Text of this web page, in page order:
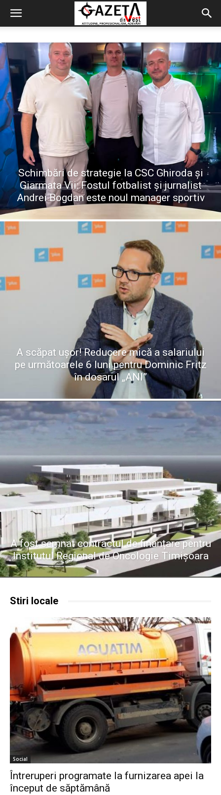
Schimbări de strategie la CSC Ghiroda și
Giarmata Vii: Fostul fotbalist și jurnalist
Andrei Bogdan este noul manager sportiv
A scăpat ușor! Reducere mică a salariului
pe următoarele 6 luni pentru Dominic Fritz
în dosarul „ANI”
A fost semnat contractul de finanțare pentru
Institutul Regional de Oncologie Timișoara
Stiri locale
Social
Întreruperi programate la furnizarea apei la
început de săptămână